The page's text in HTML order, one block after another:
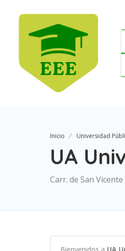
Inicio Universidad
UA
Carr. de San